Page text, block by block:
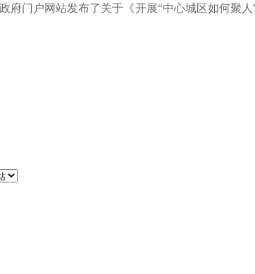
门户网站发布了关于《开展“中心城区如何聚人